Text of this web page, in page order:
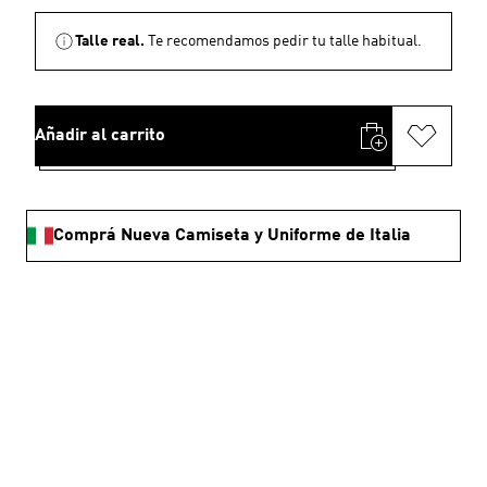
Talle real. Te recomendamos pedir tu talle habitual.
Añadir al carrito
Comprá Nueva Camiseta y Uniforme de Italia